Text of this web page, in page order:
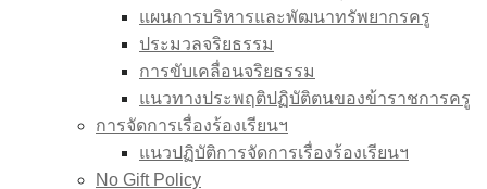
แผนการบริหารและพัฒนาทรัพยากรครู
ประมวลจริยธรรม
การขับเคลื่อนจริยธรรม
แนวทางประพฤติปฏิบัติตนของข้าราชการครู
การจัดการเรื่องร้องเรียนฯ
แนวปฏิบัติการจัดการเรื่องร้องเรียนฯ
No Gift Policy